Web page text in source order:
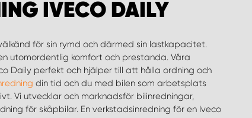
IVECO DAILY
för sin rymd och därmed sin lastkapacitet.
utomordentlig komfort och prestanda. Våra
Daily perfekt och hjälper till att hålla ordning och
din tid och du med bilen som arbetsplats
Vi utvecklar och marknadsför bilinredningar,
för skåpbilar. En verkstadsinredning för en Iveco
hyllor. Tillsammans med olika lådkombinationer, slädar, avdelare och mycket
med en inredning som är perfekt anpassad för